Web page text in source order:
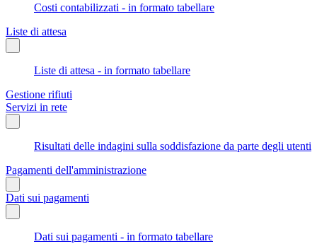
Costi contabilizzati - in formato tabellare
Liste di attesa
Liste di attesa - in formato tabellare
Gestione rifiuti
Servizi in rete
Risultati delle indagini sulla soddisfazione da parte degli utenti
Pagamenti dell'amministrazione
Dati sui pagamenti
Dati sui pagamenti - in formato tabellare